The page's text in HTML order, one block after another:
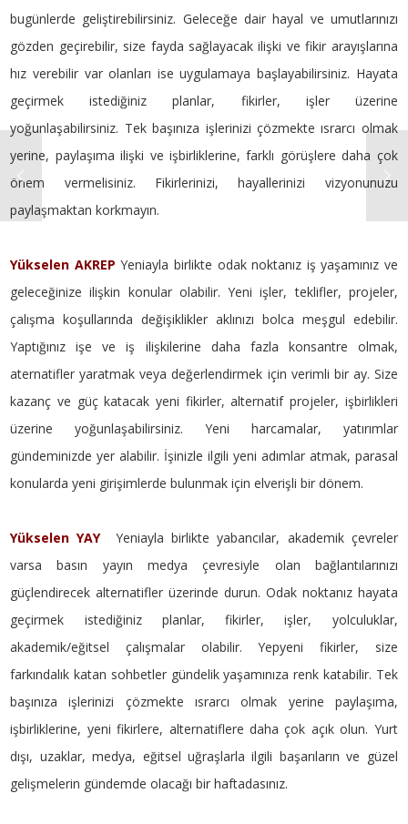
bugünlerde geliştirebilirsiniz. Geleceğe dair hayal ve umutlarınızı
gözden geçirebilir, size fayda sağlayacak ilişki ve fikir arayışlarına
hız verebilir var olanları ise uygulamaya başlayabilirsiniz. Hayata
geçirmek istediğiniz planlar, fikirler, işler üzerine
yoğunlaşabilirsiniz. Tek başınıza işlerinizi çözmekte ısrarcı olmak
yerine, paylaşıma ilişki ve işbirliklerine, farklı görüşlere daha çok
önem vermelisiniz. Fikirlerinizi, hayallerinizi vizyonunuzu
paylaşmaktan korkmayın.
Yükselen AKREP Yeniayla birlikte odak noktanız iş yaşamınız ve
geleceğinize ilişkin konular olabilir. Yeni işler, teklifler, projeler,
çalışma koşullarında değişiklikler aklınızı bolca meşgul edebilir.
Yaptığınız işe ve iş ilişkilerine daha fazla konsantre olmak,
aternatifler yaratmak veya değerlendirmek için verimli bir ay. Size
kazanç ve güç katacak yeni fikirler, alternatif projeler, işbirlikleri
üzerine yoğunlaşabilirsiniz. Yeni harcamalar, yatırımlar
gündeminizde yer alabilir. İşinizle ilgili yeni adımlar atmak, parasal
konularda yeni girişimlerde bulunmak için elverişli bir dönem.
Yükselen YAYYeniayla birlikte yabancılar, akademik çevreler
varsa basın yayın medya çevresiyle olan bağlantılarınızı
güçlendirecek alternatifler üzerinde durun. Odak noktanız hayata
geçirmek istediğiniz planlar, fikirler, işler, yolculuklar,
akademik/eğitsel çalışmalar olabilir. Yepyeni fikirler, size
farkındalık katan sohbetler gündelik yaşamınıza renk katabilir. Tek
başınıza işlerinizi çözmekte ısrarcı olmak yerine paylaşıma,
işbirliklerine, yeni fikirlere, alternatiflere daha çok açık olun. Yurt
dışı, uzaklar, medya, eğitsel uğraşlarla ilgili başarıların ve güzel
gelişmelerin gündemde olacağı bir haftadasınız.